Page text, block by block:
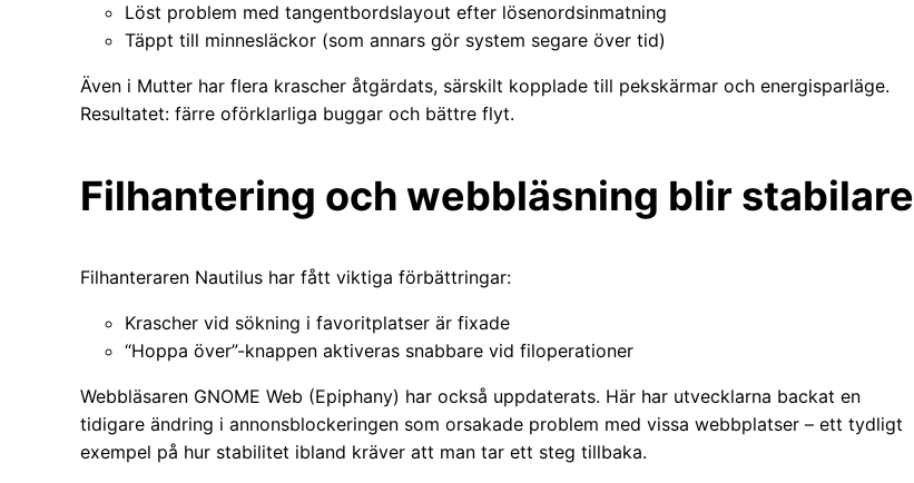
Löst problem med tangentbordslayout efter lösenordsinmatning
Täppt till minnesläckor (som annars gör system segare över tid)
Även i Mutter har flera krascher åtgärdats, särskilt kopplade till pekskärmar och energisparläge.
Resultatet: färre oförklarliga buggar och bättre flyt.
Filhantering och webbläsning blir stabilare
Filhanteraren Nautilus har fått viktiga förbättringar:
Krascher vid sökning i favoritplatser är fixade
“Hoppa över”-knappen aktiveras snabbare vid filoperationer
Webbläsaren GNOME Web (Epiphany) har också uppdaterats. Här har utvecklarna backat en
tidigare ändring i annonsblockeringen som orsakade problem med vissa webbplatser – ett tydligt
exempel på hur stabilitet ibland kräver att man tar ett steg tillbaka.